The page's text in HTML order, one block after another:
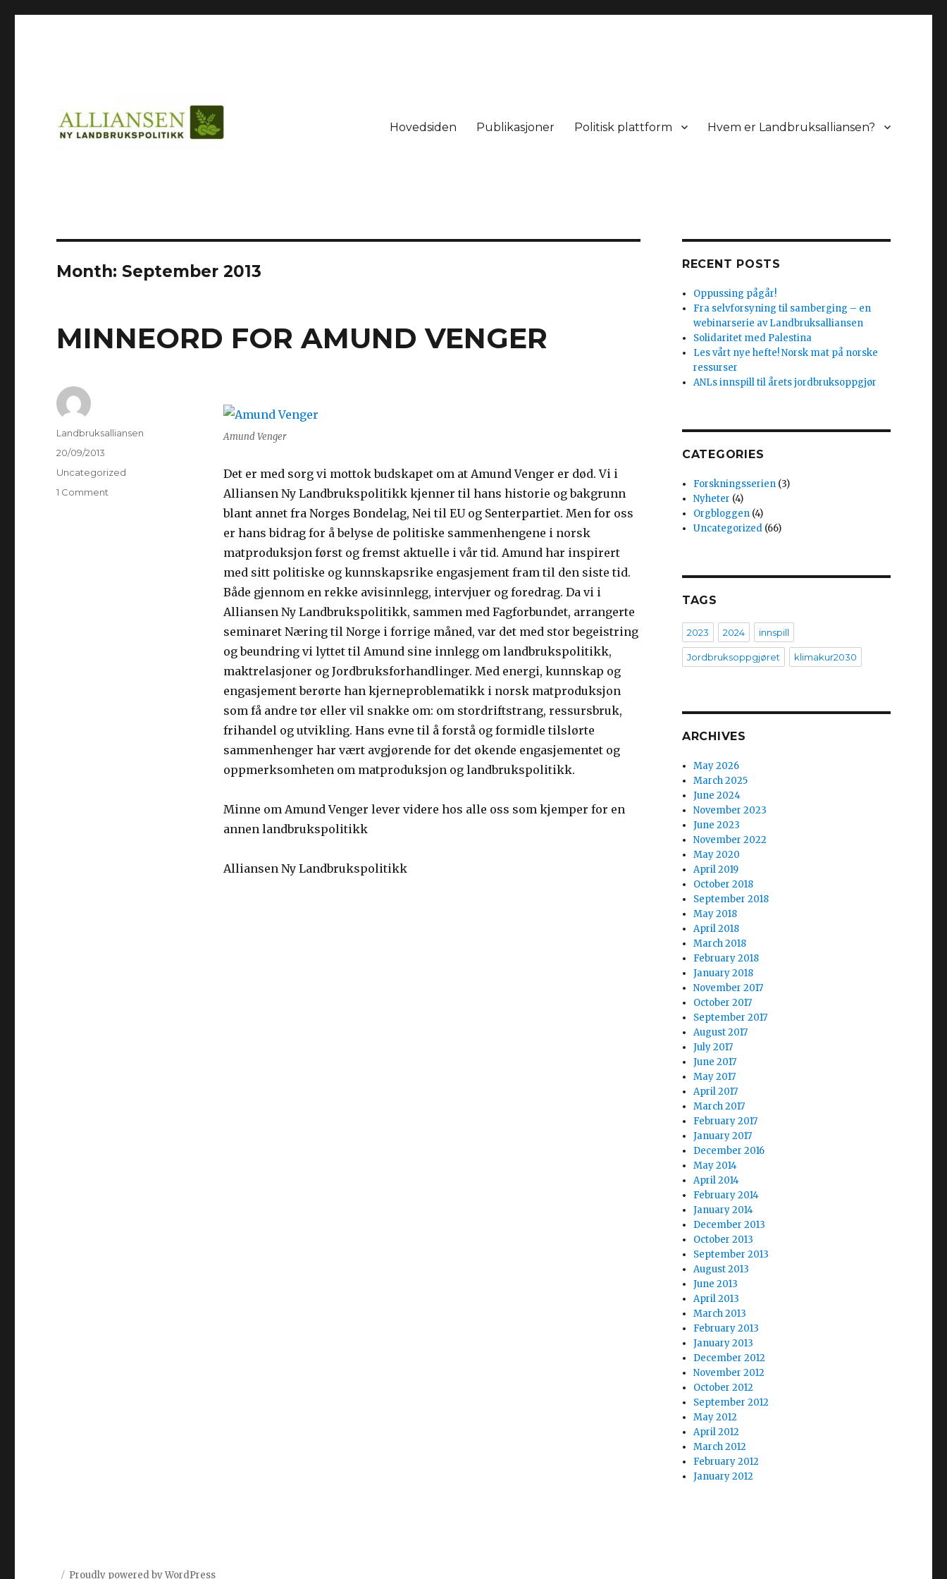
Hovedsiden Publikasjoner Politisk plattform Hvem er Landbruksalliansen?
Month: September 2013
MINNEORD FOR AMUND VENGER
Amund Venger
Det er med sorg vi mottok budskapet om at Amund Venger er død. Vi i
Alliansen Ny Landbrukspolitikk kjenner til hans historie og bakgrunn
blant annet fra Norges Bondelag, Nei til EU og Senterpartiet. Men for oss
er hans bidrag for å belyse de politiske sammenhengene i norsk
matproduksjon først og fremst aktuelle i vår tid. Amund har inspirert
med sitt politiske og kunnskapsrike engasjement fram til den siste tid.
Både gjennom en rekke avisinnlegg, intervjuer og foredrag. Da vi i
Alliansen Ny Landbrukspolitikk, sammen med Fagforbundet, arrangerte
seminaret Næring til Norge i forrige måned, var det med stor begeistring
og beundring vi lyttet til Amund sine innlegg om landbrukspolitikk,
maktrelasjoner og Jordbruksforhandlinger. Med energi, kunnskap og
engasjement berørte han kjerneproblematikk i norsk matproduksjon
som få andre tør eller vil snakke om: om stordriftstrang, ressursbruk,
frihandel og utvikling. Hans evne til å forstå og formidle tilslørte
sammenhenger har vært avgjørende for det økende engasjementet og
oppmerksomheten om matproduksjon og landbrukspolitikk.
Minne om Amund Venger lever videre hos alle oss som kjemper for en
annen landbrukspolitikk
Alliansen Ny Landbrukspolitikk
Author
Landbruksalliansen
Posted
on
20/09/2013
Categories
Uncategorized
1 Comment
RECENT POSTS
Oppussing pågår!
Fra selvforsyning til samberging – en
webinarserie av Landbruksalliansen
Solidaritet med Palestina
Les vårt nye hefte! Norsk mat på norske
ressurser
ANLs innspill til årets jordbruksoppgjør
CATEGORIES
Forskningsserien (3)
Nyheter (4)
Orgbloggen (4)
Uncategorized (66)
TAGS
2023 2024 innspill
Jordbruksoppgjøret klimakur2030
ARCHIVES
May 2026
March 2025
June 2024
November 2023
June 2023
November 2022
May 2020
April 2019
October 2018
September 2018
May 2018
April 2018
March 2018
February 2018
January 2018
November 2017
October 2017
September 2017
August 2017
July 2017
June 2017
May 2017
April 2017
March 2017
February 2017
January 2017
December 2016
May 2014
April 2014
February 2014
January 2014
December 2013
October 2013
September 2013
August 2013
June 2013
April 2013
March 2013
February 2013
January 2013
December 2012
November 2012
October 2012
September 2012
May 2012
April 2012
March 2012
February 2012
January 2012
Proudly powered by WordPress